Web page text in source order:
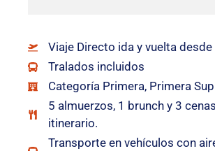
Viaje Directo ida y vuelta desde
Tralados incluidos
Categoría Primera, Primera
5 almuerzos, 1 brunch y 3
itinerario.
Transporte en vehículos con